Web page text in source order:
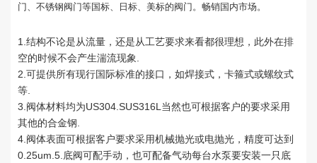
门、不锈钢阀门等国标、日标、美标的阀门。畅销国内市场。
1. 结构不论是从流量，还是从工艺要求来看都很理想，此外在排
空的时候不会产生湍流现象
2. 可提供所有现行国际标准的接口，如焊接式，卡箍式或螺纹式
等
3. 阀体材料均为US304.SUS316L 当然也可根据客户的要求采用
其他的合金钢
4. 阀体表面可根据客户要求采用机械抛光或电抛光，精度可达到
0.25um.5. 底阀可配手动，也可配备气动每台水泵要安装一只底